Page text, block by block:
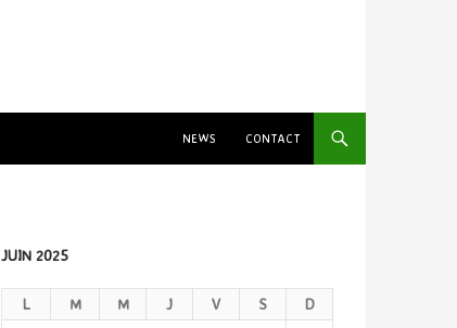
NEWS
CONTACT
JUIN 2025
L M M J V S
D